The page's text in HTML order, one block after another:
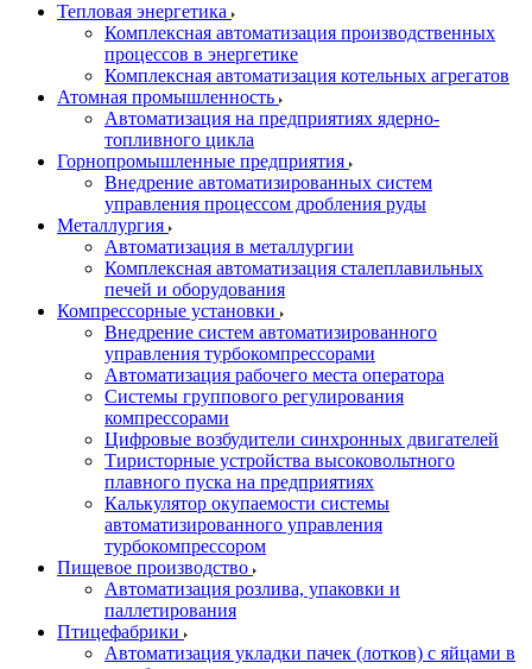
Тепловая энергетика
Комплексная автоматизация производственных
процессов в энергетике
Комплексная автоматизация котельных агрегатов
Атомная промышленность
Автоматизация на предприятиях ядерно-
топливного цикла
Горнопромышленные предприятия
Внедрение автоматизированных систем
управления процессом дробления руды
Металлургия
Автоматизация в металлургии
Комплексная автоматизация сталеплавильных
печей и оборудования
Компрессорные установки
Внедрение систем автоматизированного
управления турбокомпрессорами
Автоматизация рабочего места оператора
Системы группового регулирования
компрессорами
Цифровые возбудители синхронных двигателей
Тиристорные устройства высоковольтного
плавного пуска на предприятиях
Калькулятор окупаемости системы
автоматизированного управления
турбокомпрессором
Пищевое производство
Автоматизация розлива, упаковки и
паллетирования
Птицефабрики
Автоматизация укладки пачек (лотков) с яйцами в